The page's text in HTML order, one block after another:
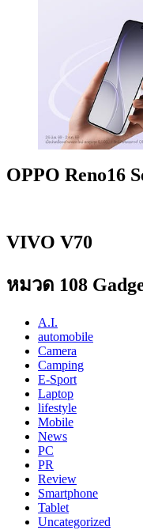
OPPO Reno16
VIVO V70
หมวด 108
A.I.
automobile
Camera
Camping
E-Sport
Laptop
lifestyle
Mobile
News
PC
PR
Review
Smartphone
Tablet
Uncategorized